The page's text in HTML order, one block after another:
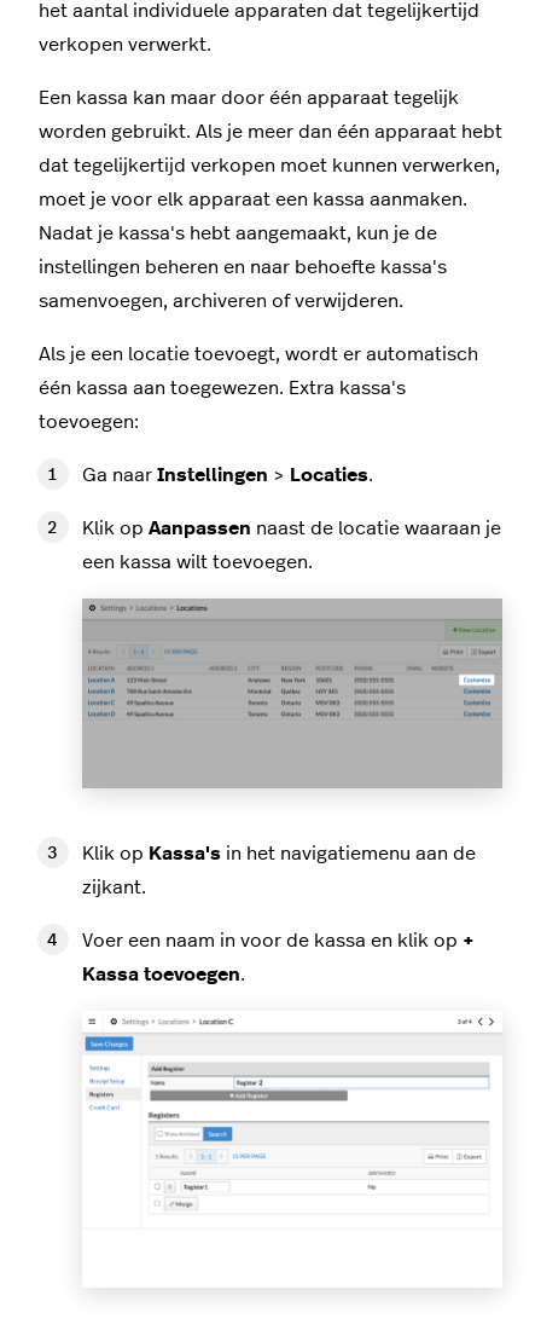
het aantal individuele apparaten dat tegelijkertijd
verkopen verwerkt.
Een kassa kan maar door één apparaat tegelijk
worden gebruikt. Als je meer dan één apparaat hebt
dat tegelijkertijd verkopen moet kunnen verwerken,
moet je voor elk apparaat een kassa aanmaken.
Nadat je kassa's hebt aangemaakt, kun je de
instellingen beheren en naar behoefte kassa's
samenvoegen, archiveren of verwijderen.
Als je een locatie toevoegt, wordt er automatisch
één kassa aan toegewezen. Extra kassa's
toevoegen:
Ga naar Instellingen > Locaties.
Klik op Aanpassen naast de locatie waaraan je
een kassa wilt toevoegen.
Klik op Kassa's in het navigatiemenu aan de
zijkant.
Voer een naam in voor de kassa en klik op +
Kassa toevoegen.